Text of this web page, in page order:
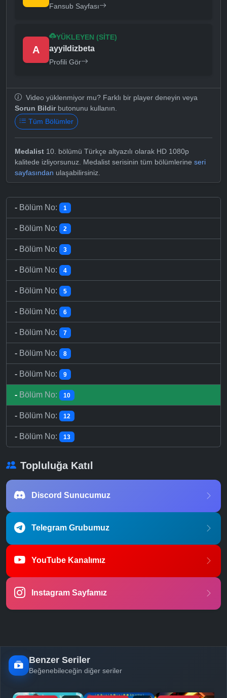
Fansub Sayfası
A
YÜKLEYEN (SITE)
ayyildizbeta
Profili Gör
Video yüklenmiyor mu? Farklı bir player deneyin veya
Sorun Bildirbutonunu kullanın.
Tüm Bölümler
Medalist 10. bölümü Türkçe altyazılı olarak HD 1080p
kalitede izliyorsunuz. Medalist serisinin tüm bölümlerine seri
sayfasından ulaşabilirsiniz.
- Bölüm No: 1
- Bölüm No: 2
- Bölüm No: 3
- Bölüm No: 4
- Bölüm No: 5
- Bölüm No: 6
- Bölüm No: 7
- Bölüm No: 8
- Bölüm No: 9
- Bölüm No: 10
- Bölüm No: 12
- Bölüm No: 13
Topluluğa Katıl
Discord Sunucumuz
Telegram Grubumuz
YouTube Kanalımız
Instagram Sayfamız
Benzer Seriler
Beğenebileceğin diğer seriler